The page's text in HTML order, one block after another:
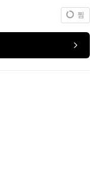
찜